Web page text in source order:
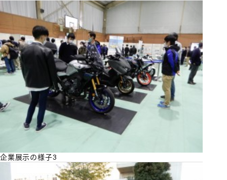
企業展示の様子3